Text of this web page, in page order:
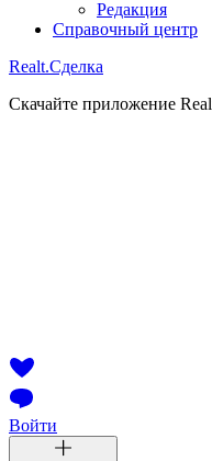
Редакция
Справочный центр
Realt.Сделка
Скачайте приложение
Войти